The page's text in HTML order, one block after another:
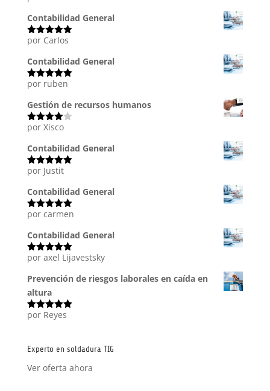
Contabilidad General
Valorado
por Carlos
Contabilidad General
Valorado
por ruben
Gestión de recursos humanos
Valorado
5
por Xisco
Contabilidad General
Valorado
por Justit
Contabilidad General
Valorado
por carmen
Contabilidad General
Valorado
por axel Lijavestsky
Prevención de riesgos laborales en caída en
altura
Valorado
por Reyes
Experto en soldadura TIG
Ver oferta ahora